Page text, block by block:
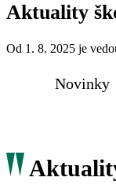
Aktuality
Od 1. 8. 2025 je
Novinky